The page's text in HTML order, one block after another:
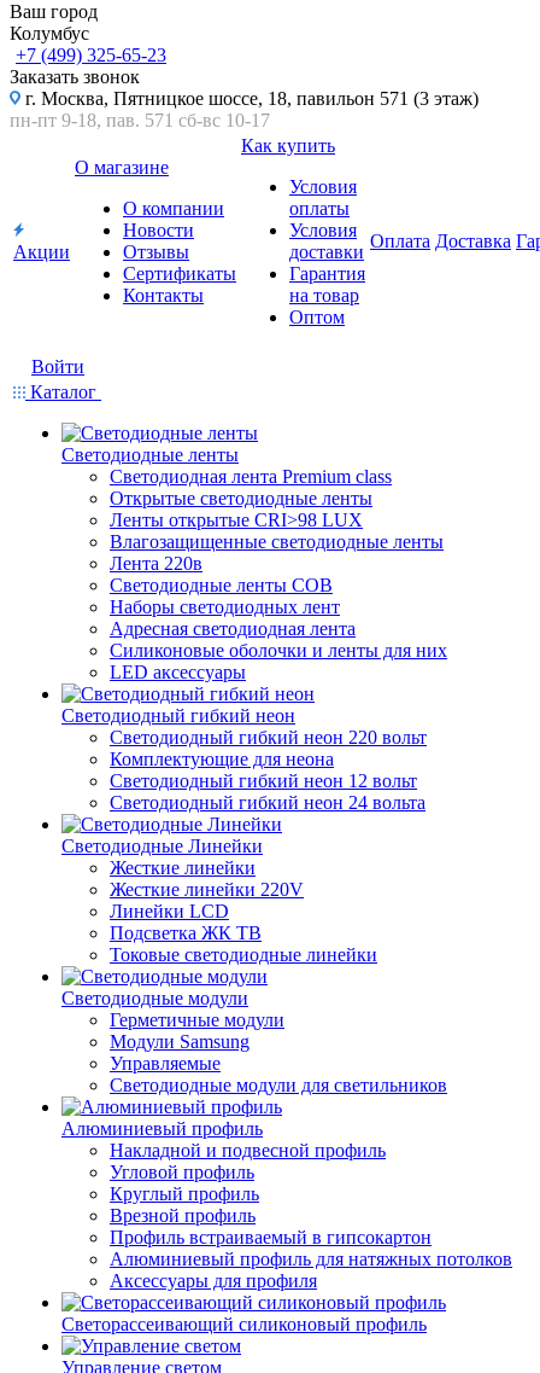
Ваш город
Колумбус
+7 (499) 325-65-23
Заказать звонок
г. Москва, Пятницкое шоссе, 18, павильон 571 (3 этаж)
пн-пт 9-18, пав. 571 сб-вс 10-17
Акции
О магазине
О компании
Новости
Отзывы
Сертификаты
Контакты
Как купить
Условия
оплаты
Условия
доставки
Гарантия
на товар
Оптом
Оплата Доставка
Войти
Каталог
Светодиодные ленты
Светодиодная лента Premium class
Открытые светодиодные ленты
Ленты открытые CRI>98 LUX
Влагозащищенные светодиодные ленты
Лента 220в
Светодиодные ленты COB
Наборы светодиодных лент
Адресная светодиодная лента
Силиконовые оболочки и ленты для них
LED аксессуары
Светодиодный гибкий неон
Светодиодный гибкий неон 220 вольт
Комплектующие для неона
Светодиодный гибкий неон 12 вольт
Светодиодный гибкий неон 24 вольта
Светодиодные Линейки
Жесткие линейки
Жесткие линейки 220V
Линейки LCD
Подсветка ЖК ТВ
Токовые светодиодные линейки
Светодиодные модули
Герметичные модули
Модули Samsung
Управляемые
Светодиодные модули для светильников
Алюминиевый профиль
Накладной и подвесной профиль
Угловой профиль
Круглый профиль
Врезной профиль
Профиль встраиваемый в гипсокартон
Алюминиевый профиль для натяжных потолков
Аксессуары для профиля
Светорассеивающий силиконовый профиль
Управление светом